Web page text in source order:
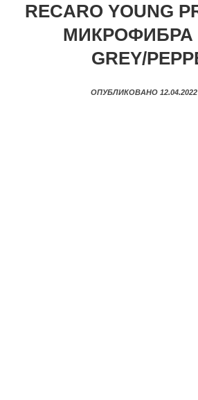
RECARO YOUNG
МИКРОФИБРА
GREY/
ОПУБЛИКОВАНО